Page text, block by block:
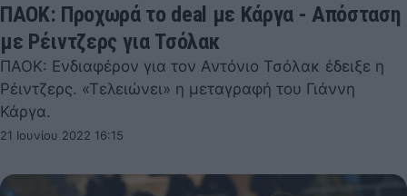
ΠΑΟΚ: Προχωρά το deal με Κάργα - Απόσταση
με Ρέιντζερς για Τσόλακ
ΠΑΟΚ: Ενδιαφέρον για τον Αντόνιο Τσόλακ έδειξε η
Ρέιντζερς. «Τελειώνει» η μεταγραφή του Γιάννη
Κάργα.
21 Ιουνίου 2022 16:15